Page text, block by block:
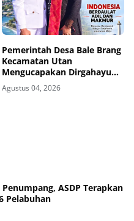
Pemerintah Desa Bale Brang
Kecamatan Utan
Mengucapakan Dirgahayu
Republik Indonesia ke-81
Agustus 04, 2026
ASDP Terapkan
Pelabuhan